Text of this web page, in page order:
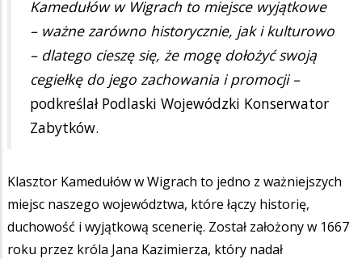
Kamedułów w Wigrach to miejsce wyjątkowe
– ważne zarówno historycznie, jak i kulturowo
– dlatego cieszę się, że mogę dołożyć swoją
cegiełkę do jego zachowania i promocji –
podkreślał Podlaski Wojewódzki Konserwator
Zabytków.
Klasztor Kamedułów w Wigrach to jedno z ważniejszych
miejsc naszego województwa, które łączy historię,
duchowość i wyjątkową scenerię. Został założony w 1667
roku przez króla Jana Kazimierza, który nadał